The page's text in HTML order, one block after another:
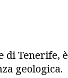
di Tenerife, è
geologica.